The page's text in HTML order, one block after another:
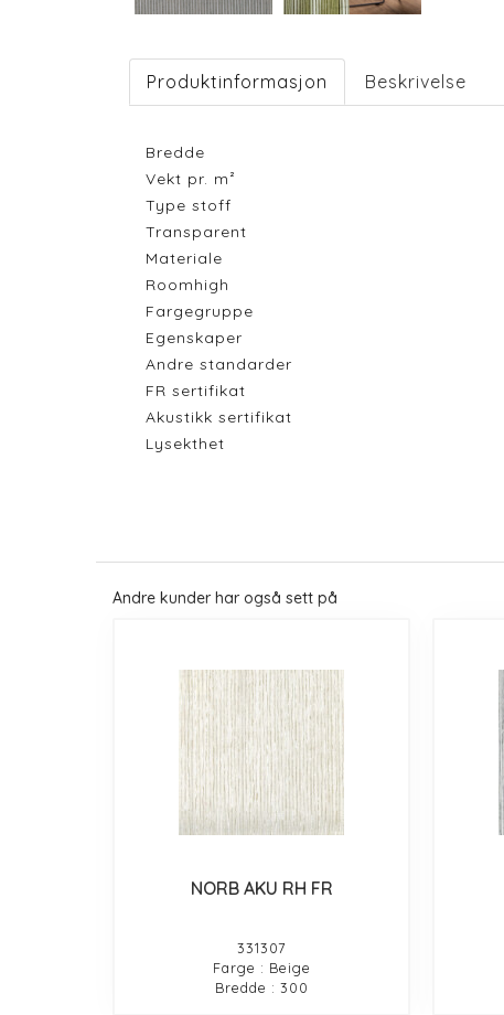
Produktinformasjon Beskrivelse
Bredde
Vekt pr. m²
Type stoff
Transparent
Materiale
Roomhigh
Fargegruppe
Egenskaper
Andre standarder
FR sertifikat
Akustikk sertifikat
Lysekthet
Andre kunder har også sett på
NORB AKU RH FR
331307
Farge : Beige
Bredde : 300